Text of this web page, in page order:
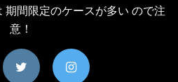
期間限定のケースが多い ので注
意！